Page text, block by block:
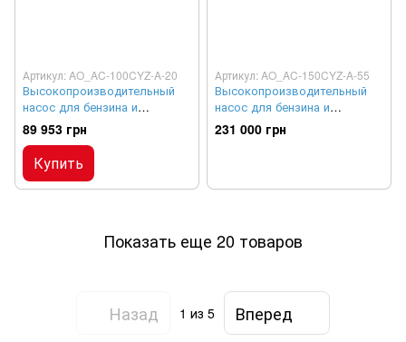
Артикул: AO_AC-100CYZ-A-20
Высокопроизводительный
насос для бензина и
дизельного топлива PL-
ATEX-100/380
89 953 грн
Купить
Артикул: AO_AC-150CYZ-A-55
Высокопроизводительный
насос для бензина и
дизельного топлива PL-
ATEX-150/380
231 000 грн
Показать еще 20 товаров
Назад 1 из 5 Вперед